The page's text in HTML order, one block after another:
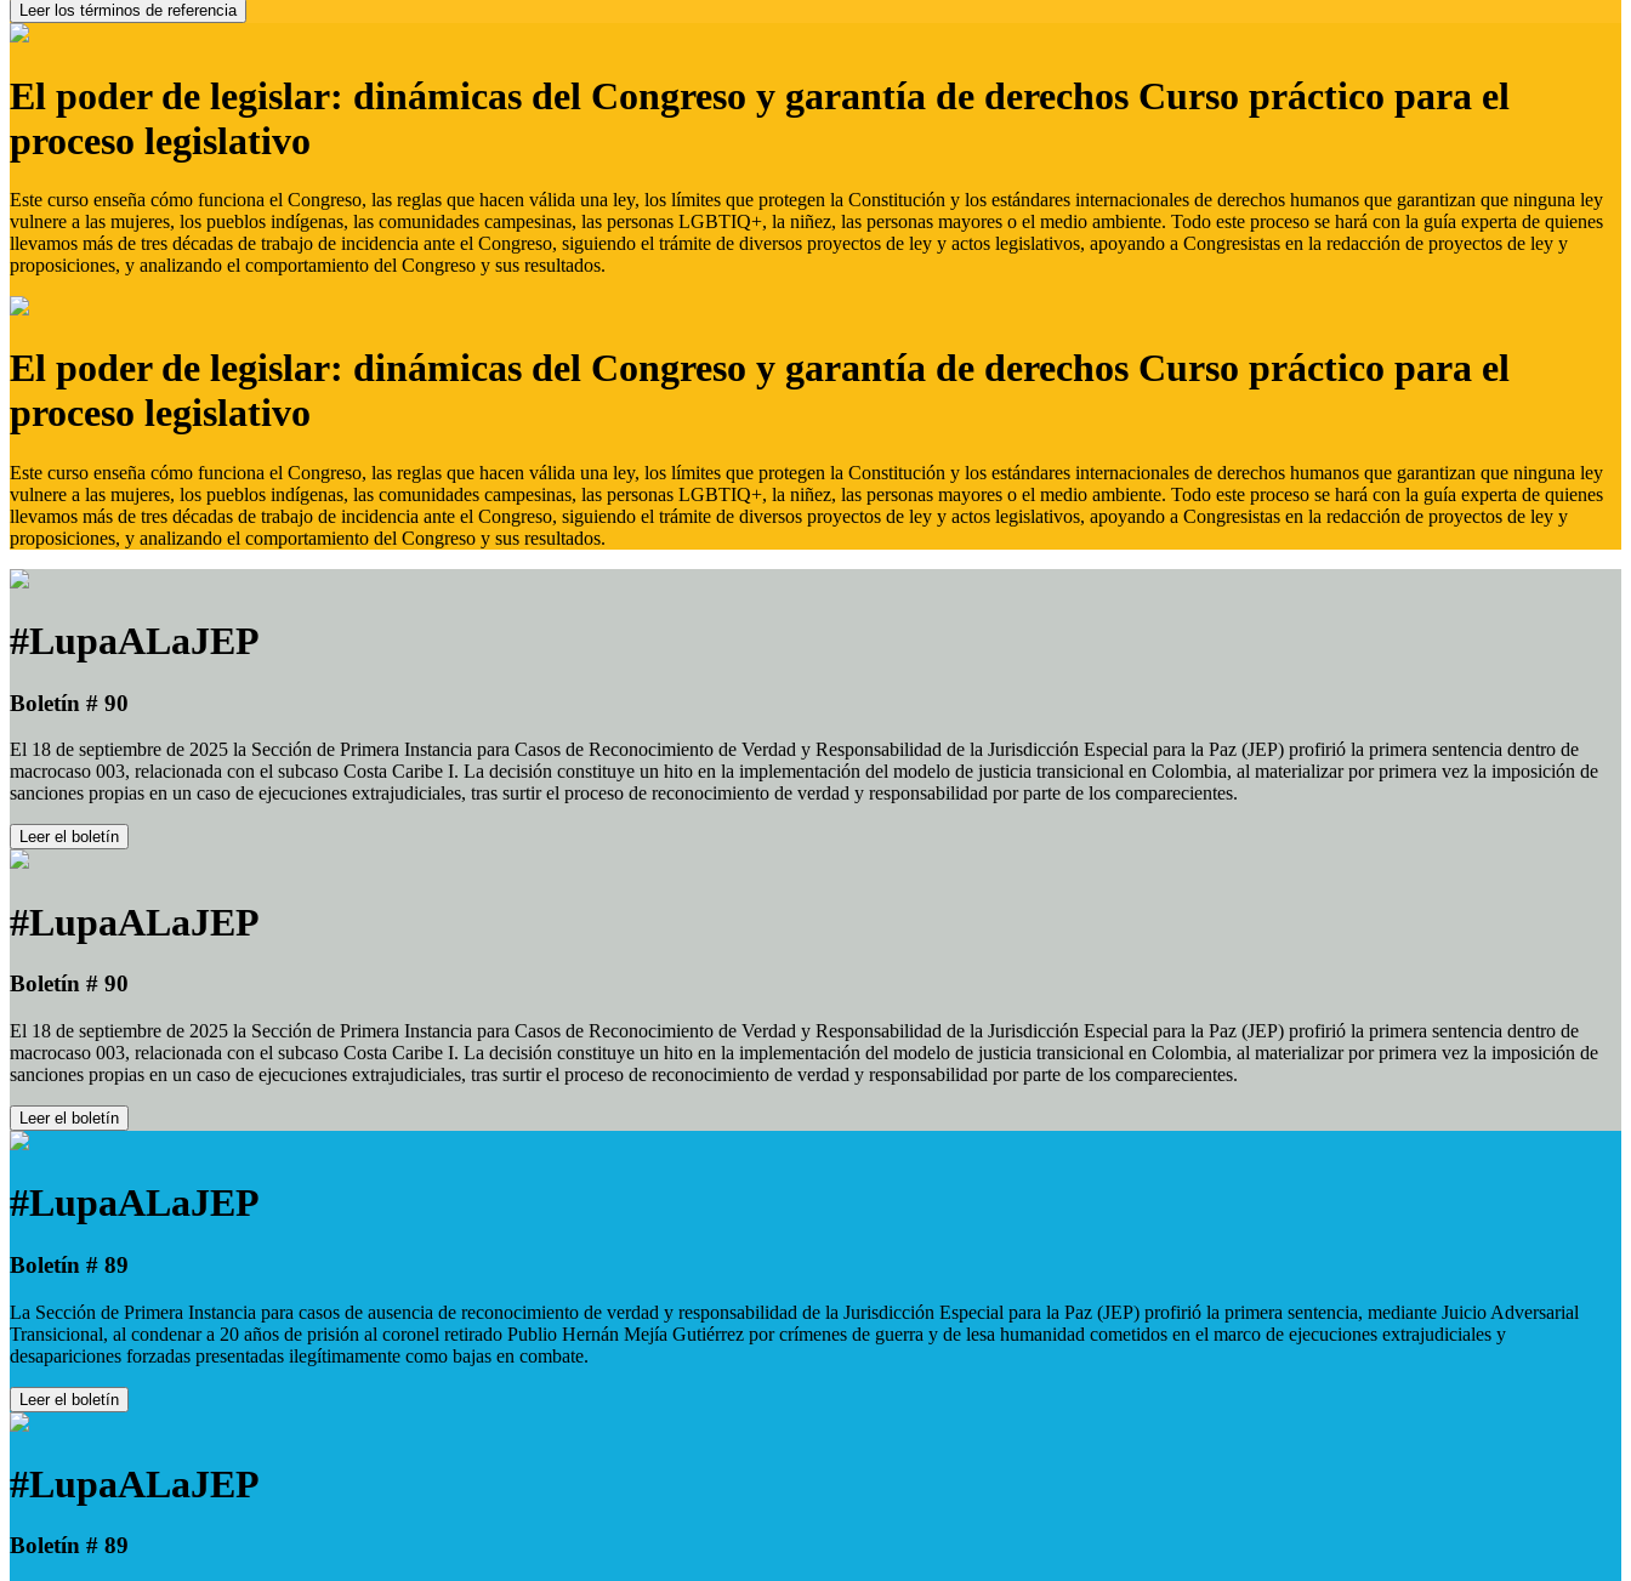
Leer los términos de referencia
El poder de legislar: dinámicas del Congreso y garantía de derechos Curso práctico para el
proceso legislativo
Este curso enseña cómo funciona el Congreso, las reglas que hacen válida una ley, los límites que protegen la Constitución y los estándares internacionales de derechos humanos que garantizan que ninguna ley
vulnere a las mujeres, los pueblos indígenas, las comunidades campesinas, las personas LGBTIQ+, la niñez, las personas mayores o el medio ambiente. Todo este proceso se hará con la guía experta de quienes
llevamos más de tres décadas de trabajo de incidencia ante el Congreso, siguiendo el trámite de diversos proyectos de ley y actos legislativos, apoyando a Congresistas en la redacción de proyectos de ley y
proposiciones, y analizando el comportamiento del Congreso y sus resultados.
El poder de legislar: dinámicas del Congreso y garantía de derechos Curso práctico para el
proceso legislativo
Este curso enseña cómo funciona el Congreso, las reglas que hacen válida una ley, los límites que protegen la Constitución y los estándares internacionales de derechos humanos que garantizan que ninguna ley
vulnere a las mujeres, los pueblos indígenas, las comunidades campesinas, las personas LGBTIQ+, la niñez, las personas mayores o el medio ambiente. Todo este proceso se hará con la guía experta de quienes
llevamos más de tres décadas de trabajo de incidencia ante el Congreso, siguiendo el trámite de diversos proyectos de ley y actos legislativos, apoyando a Congresistas en la redacción de proyectos de ley y
proposiciones, y analizando el comportamiento del Congreso y sus resultados.
#LupaALaJEP
Boletín # 90
El 18 de septiembre de 2025 la Sección de Primera Instancia para Casos de Reconocimiento de Verdad y Responsabilidad de la Jurisdicción Especial para la Paz (JEP) profirió la primera sentencia dentro de
macrocaso 003, relacionada con el subcaso Costa Caribe I. La decisión constituye un hito en la implementación del modelo de justicia transicional en Colombia, al materializar por primera vez la imposición de
sanciones propias en un caso de ejecuciones extrajudiciales, tras surtir el proceso de reconocimiento de verdad y responsabilidad por parte de los comparecientes.
Leer el boletín
#LupaALaJEP
Boletín # 90
El 18 de septiembre de 2025 la Sección de Primera Instancia para Casos de Reconocimiento de Verdad y Responsabilidad de la Jurisdicción Especial para la Paz (JEP) profirió la primera sentencia dentro de
macrocaso 003, relacionada con el subcaso Costa Caribe I. La decisión constituye un hito en la implementación del modelo de justicia transicional en Colombia, al materializar por primera vez la imposición de
sanciones propias en un caso de ejecuciones extrajudiciales, tras surtir el proceso de reconocimiento de verdad y responsabilidad por parte de los comparecientes.
Leer el boletín
#LupaALaJEP
Boletín # 89
La Sección de Primera Instancia para casos de ausencia de reconocimiento de verdad y responsabilidad de la Jurisdicción Especial para la Paz (JEP) profirió la primera sentencia, mediante Juicio Adversarial
Transicional, al condenar a 20 años de prisión al coronel retirado Publio Hernán Mejía Gutiérrez por crímenes de guerra y de lesa humanidad cometidos en el marco de ejecuciones extrajudiciales y
desapariciones forzadas presentadas ilegítimamente como bajas en combate.
Leer el boletín
#LupaALaJEP
Boletín # 89